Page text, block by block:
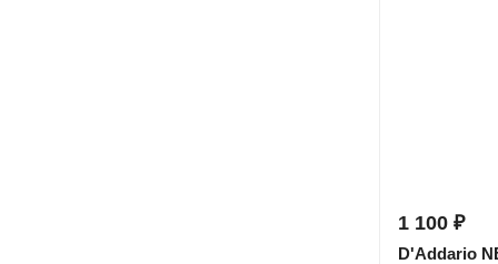
1 100 ₽
D'Addario